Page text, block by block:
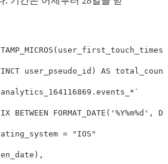
user_pseudo_id) AS total_count
BETWEEN FORMAT_DATE('%Y%m%d',
= "IOS"